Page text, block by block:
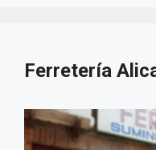
Ferretería